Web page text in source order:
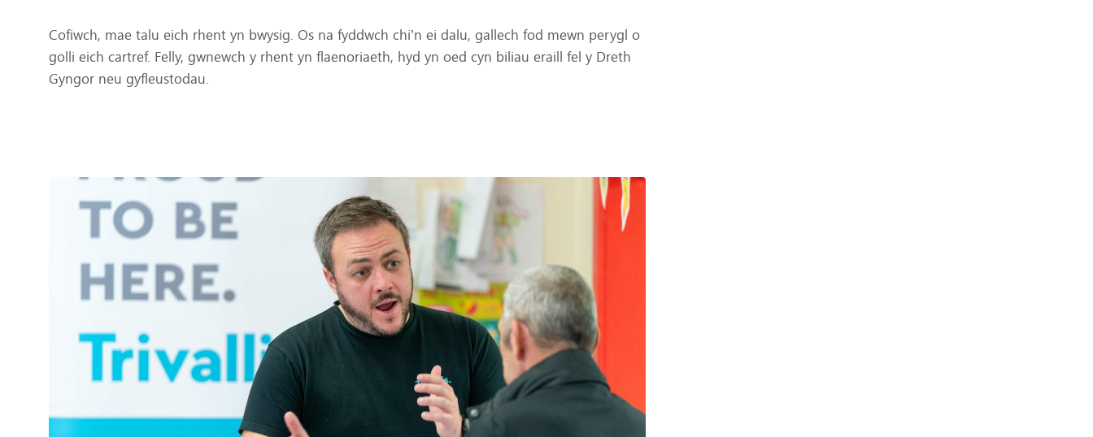
Cofiwch, mae talu eich rhent yn bwysig. Os na fyddwch chi’n ei dalu, gallech fod mewn perygl o
golli eich cartref. Felly, gwnewch y rhent yn flaenoriaeth, hyd yn oed cyn biliau eraill fel y Dreth
Gyngor neu gyfleustodau.